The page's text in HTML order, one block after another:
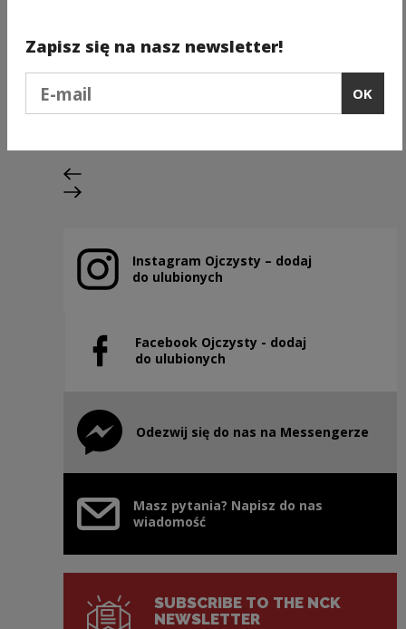
(NIE)CHLUJNY kontra (S)CHLUDNY
Kategorie:etymologia, ludzie, ortografia
Previous slide
Next slide
Instagram Ojczysty – dodaj
do ulubionych
Note, the link will open in a new window
Facebook Ojczysty - dodaj
do ulubionych
Note, the link will open in a new window
Odezwij się do nas na Messengerze
Note, the link will open in a new window
Masz pytania? Napisz do nas
wiadomość
SUBSCRIBE TO THE NCK
NEWSLETTER
Zapisz się na nasz newsletter!
OK